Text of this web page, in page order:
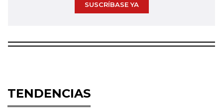
SUSCRÍBASE YA
TENDENCIAS